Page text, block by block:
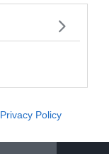
Privacy Policy